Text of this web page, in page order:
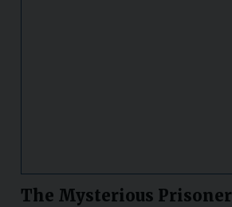
The Mysterious Prisoner